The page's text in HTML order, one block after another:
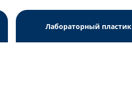
Лабораторный пластик